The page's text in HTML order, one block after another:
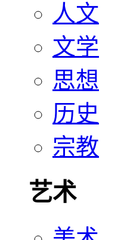
人文
文学
思想
历史
宗教
艺术